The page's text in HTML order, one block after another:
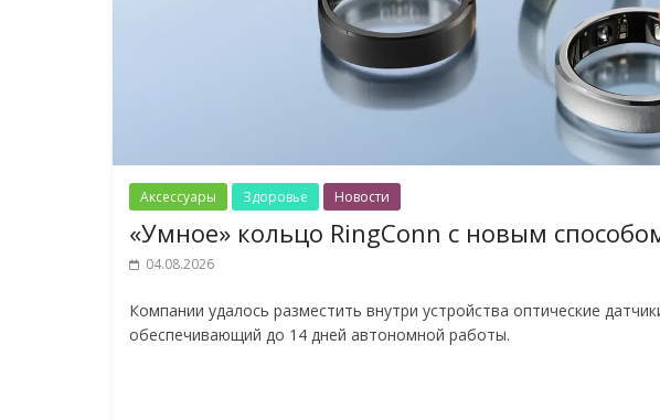
Аксессуары Здоровье Новости
«Умное» кольцо RingConn с новым
04.08.2026
Компании удалось разместить внутри устройства оптические
обеспечивающий до 14 дней автономной работы.